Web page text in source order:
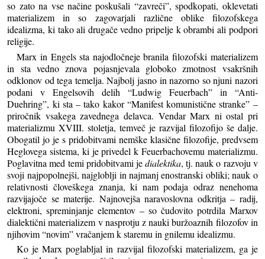
so zato na vse načine poskušali “zavreči”, spodkopati, oklevetati
materializem in so zagovarjali različne oblike filozofskega
idealizma, ki tako ali drugače vedno pripelje k obrambi ali podpori
religije.
Marx in Engels sta najodločneje branila filozofski materializem
in sta vedno znova pojasnjevala globoko zmotnost vsakršnih
odklonov od tega temelja. Najbolj jasno in nazorno so njuni nazori
podani v Engelsovih delih “Ludwig Feuerbach” in “Anti-
Duehring”, ki sta – tako kakor “Manifest komunistične stranke” –
priročnik vsakega zavednega delavca. Vendar Marx ni ostal pri
materializmu XVIII. stoletja, temveč je razvijal filozofijo še dalje.
Obogatil jo je s pridobitvami nemške klasične filozofije, predvsem
Heglovega sistema, ki je privedel k Feuerbachovemu materializmu.
Poglavitna med temi pridobitvami jedialektika, tj. nauk o razvoju v
svoji najpopolnejši, najgloblji in najmanj enostranski obliki; nauk o
relativnosti človeškega znanja, ki nam podaja odraz nenehoma
razvijajoče se materije. Najnovejša naravoslovna odkritja – radij,
elektroni, spreminjanje elementov – so čudovito potrdila Marxov
dialektični materializem v nasprotju z nauki buržoaznih filozofov in
njihovim “novim” vračanjem k staremu in gnilemu idealizmu.
Ko je Marx poglabljal in razvijal filozofski materializem, ga je